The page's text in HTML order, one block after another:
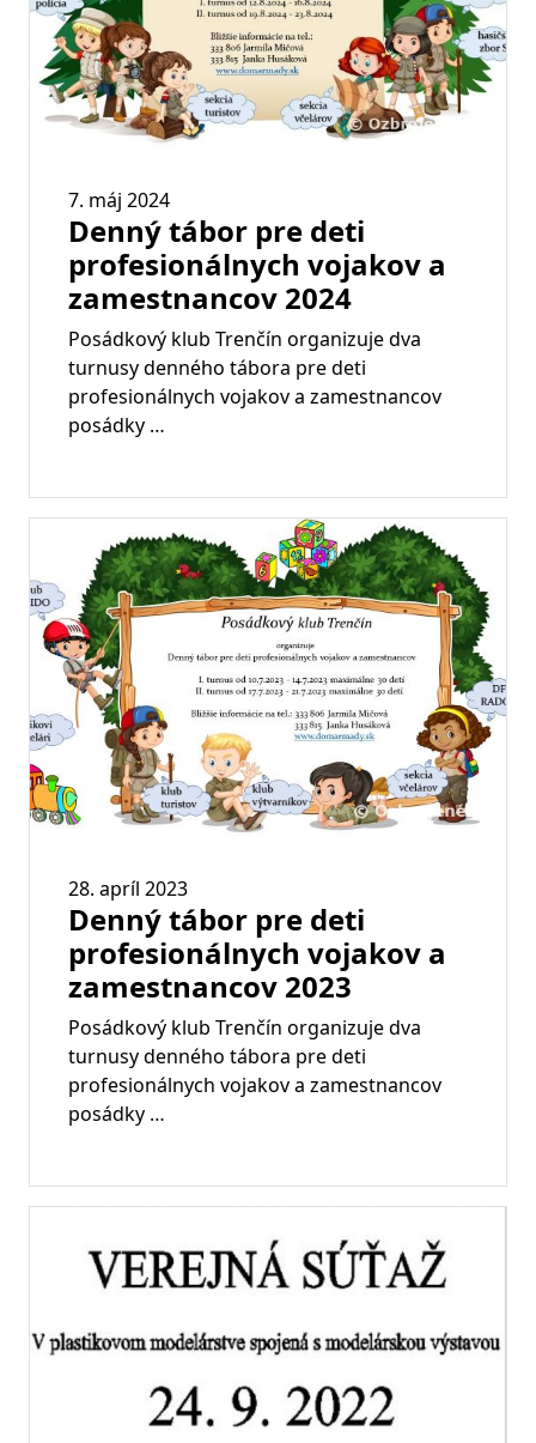
Denný tábor pre deti
profesionálnych vojakov a
zamestnancov 2024
7. máj 2024
Posádkový klub Trenčín organizuje dva
turnusy denného tábora pre deti
profesionálnych vojakov a zamestnancov
posádky …
Denný tábor pre deti
profesionálnych vojakov a
zamestnancov 2023
28. apríl 2023
Posádkový klub Trenčín organizuje dva
turnusy denného tábora pre deti
profesionálnych vojakov a zamestnancov
posádky …